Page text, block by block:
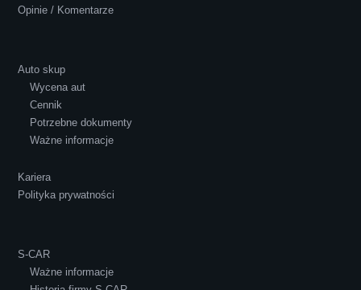
Opinie / Komentarze
Auto skup
Wycena aut
Cennik
Potrzebne dokumenty
Ważne informacje
Kariera
Polityka prywatności
S-CAR
Ważne informacje